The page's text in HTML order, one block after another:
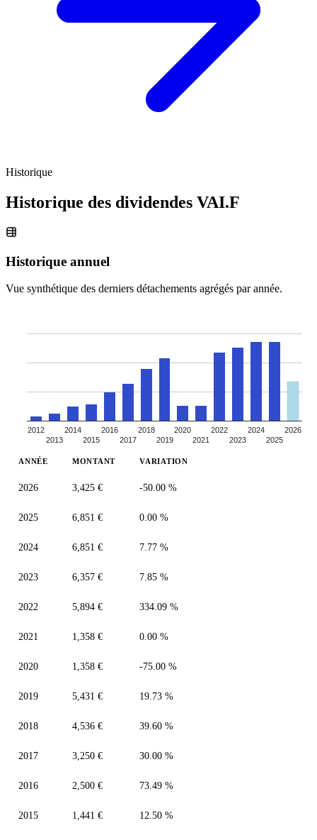
Historique
Historique des dividendes VAI.F
Historique annuel
Vue synthétique des derniers détachements agrégés par année.
2012
2013
2014
2015
2016
2017
2018
2019
2020
2021
2022
2023
2024
2025
2026
ANNÉE MONTANT VARIATION
2026 3,425 € -50.00 %
2025 6,851 € 0.00 %
2024 6,851 € 7.77 %
2023 6,357 € 7.85 %
2022 5,894 € 334.09 %
2021 1,358 € 0.00 %
2020 1,358 € -75.00 %
2019 5,431 € 19.73 %
2018 4,536 € 39.60 %
2017 3,250 € 30.00 %
2016 2,500 € 73.49 %
2015 1,441 € 12.50 %